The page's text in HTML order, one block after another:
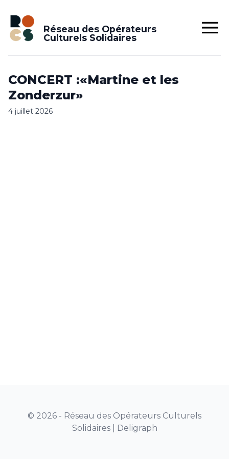
Réseau des Opérateurs
Culturels Solidaires
CONCERT :«Martine et les
Zonderzur»
4 juillet 2026
© 2026 - Réseau des Opérateurs Culturels
Solidaires | Deligraph